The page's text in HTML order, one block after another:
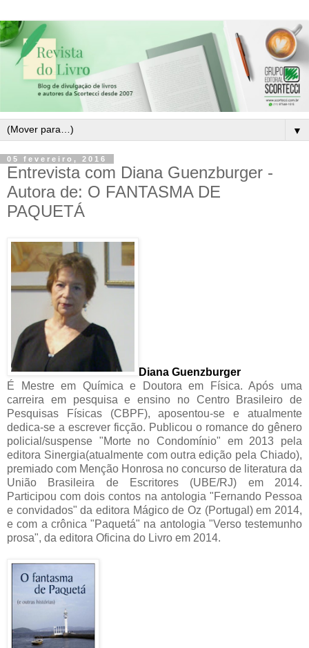
▼
05 fevereiro, 2016
Entrevista com Diana Guenzburger -
Autora de: O FANTASMA DE
PAQUETÁ
Diana Guenzburger
É Mestre em Química e Doutora em Física. Após uma
carreira em pesquisa e ensino no Centro Brasileiro de
Pesquisas Físicas (CBPF), aposentou-se e atualmente
dedica-se a escrever ficção. Publicou o romance do gênero
policial/suspense "Morte no Condomínio" em 2013 pela
editora Sinergia(atualmente com outra edição pela Chiado),
premiado com Menção Honrosa no concurso de literatura da
União Brasileira de Escritores (UBE/RJ) em 2014.
Participou com dois contos na antologia "Fernando Pessoa
e convidados" da editora Mágico de Oz (Portugal) em 2014,
e com a crônica "Paquetá" na antologia "Verso testemunho
prosa", da editora Oficina do Livro em 2014.